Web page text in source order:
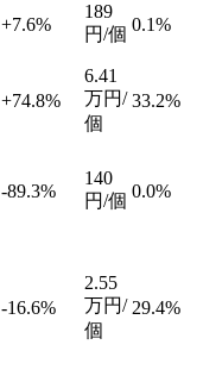
+7.6%
189
円/個 0.1%
+74.8%
6.41
万円/
個
33.2%
-89.3%
140
円/個 0.0%
-16.6%
2.55
万円/
個
29.4%